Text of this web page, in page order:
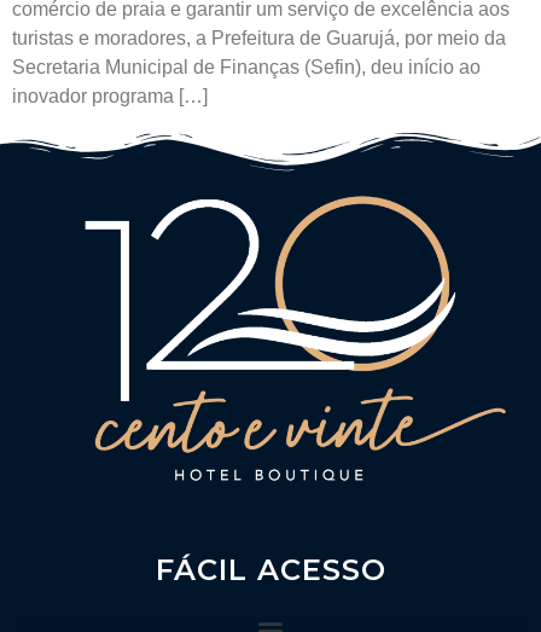
comércio de praia e garantir um serviço de excelência aos
turistas e moradores, a Prefeitura de Guarujá, por meio da
Secretaria Municipal de Finanças (Sefin), deu início ao
inovador programa […]
FÁCIL ACESSO